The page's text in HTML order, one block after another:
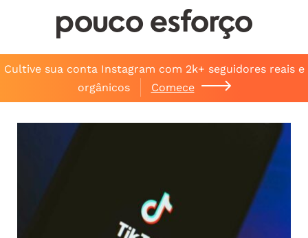
pouco esforço
Cultive sua conta Instagram com 2k+ seguidores reais e
orgânicos
Comece